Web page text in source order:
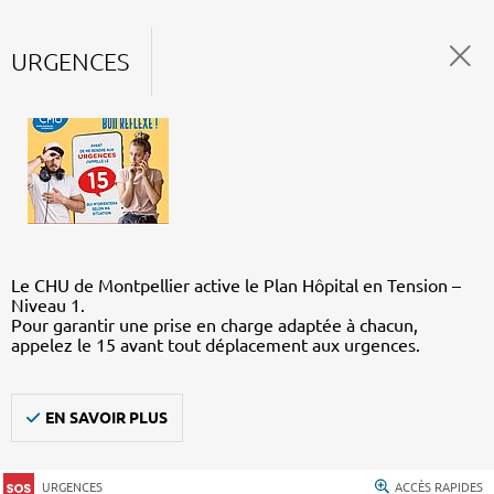
URGENCES
Le CHU de Montpellier active le Plan Hôpital en Tension –
Niveau 1.
Pour garantir une prise en charge adaptée à chacun,
appelez le 15 avant tout déplacement aux urgences.
EN SAVOIR PLUS
URGENCES ACCÈS RAPIDES